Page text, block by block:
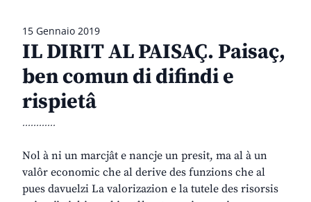
15 Gennaio 2019
IL DIRIT AL PAISAÇ. Paisaç,
ben comun di difindi e
rispietâ
............
Nol à ni un marcjât e nancje un presit, ma al à un
valôr economic che al derive des funzions che al
pues davuelzi La valorizazion e la tutele des risorsis